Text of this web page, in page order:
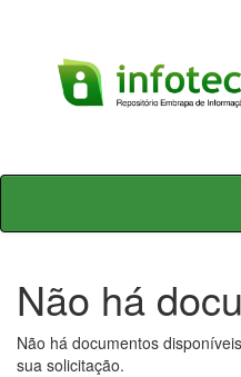
Skip
Não há
Não há documentos
sua solicitação.